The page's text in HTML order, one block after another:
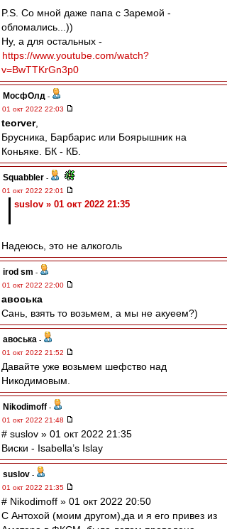
P.S. Со мной даже папа с Заремой -
обломались...))
Ну, а для остальных -
https://www.youtube.com/watch?
v=BwTTKrGn3p0
МосфОлд -
01 окт 2022 22:03
teorver,
Брусника, Барбарис или Боярышник на
Коньяке. БК - КБ.
Squabbler -
01 окт 2022 22:01
suslov » 01 окт 2022 21:35
Надеюсь, это не алкоголь
irod sm -
01 окт 2022 22:00
авоська
Сань, взять то возьмем, а мы не акуеем?)
авоська -
01 окт 2022 21:52
Давайте уже возьмем шефство над
Никодимовым.
Nikodimoff -
01 окт 2022 21:48
# suslov » 01 окт 2022 21:35
Виски - Isabella’s Islay
suslov -
01 окт 2022 21:35
# Nikodimoff » 01 окт 2022 20:50
С Антохой (моим другом),да и я его привез из